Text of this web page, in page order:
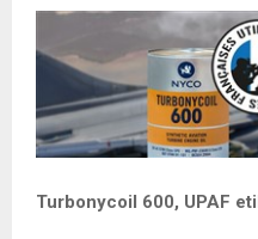
Turbonycoil 600, UPAF